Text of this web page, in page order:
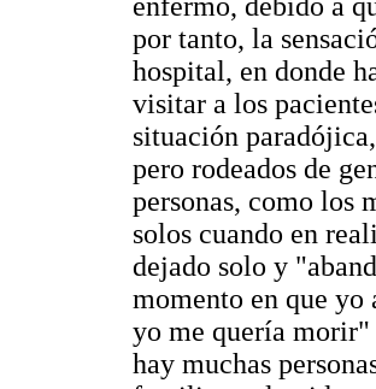
por tanto, la
hospital, en donde
visitar a los
situación
pero rodeados de
personas, como los
solos cuando en
dejado solo y
momento en que yo
yo me quería morir"
hay muchas